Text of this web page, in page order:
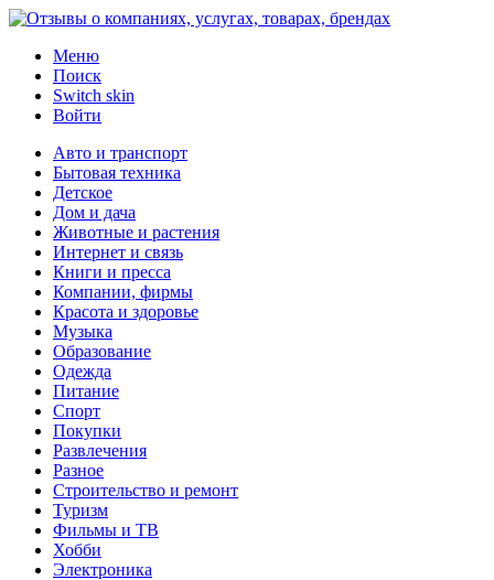
Меню
Поиск
Switch skin
Войти
Авто и транспорт
Бытовая техника
Детское
Дом и дача
Животные и растения
Интернет и связь
Книги и пресса
Компании, фирмы
Красота и здоровье
Музыка
Образование
Одежда
Питание
Спорт
Покупки
Развлечения
Разное
Строительство и ремонт
Туризм
Фильмы и ТВ
Хобби
Электроника